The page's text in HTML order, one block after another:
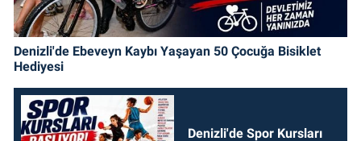
Denizli'de Ebeveyn Kaybı Yaşayan 50 Çocuğa Bisiklet
Hediyesi
Denizli'de Spor Kursları